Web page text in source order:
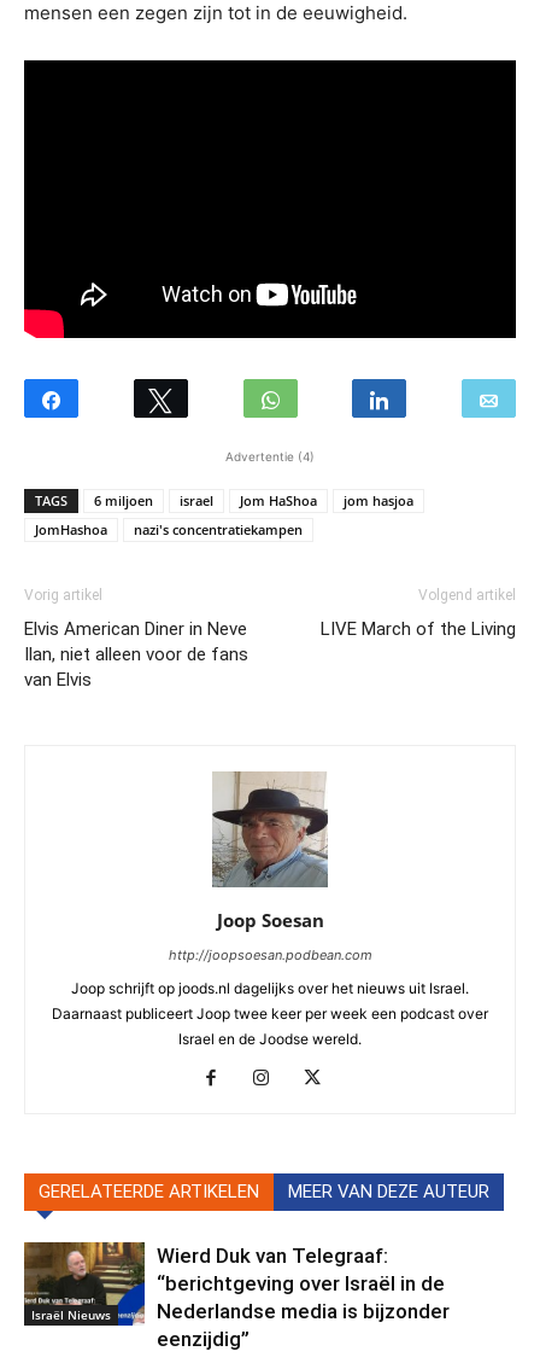
mensen een zegen zijn tot in de eeuwigheid.
Advertentie (4)
TAGS 6 miljoen israel Jom HaShoa
jom hasjoa
JomHashoa
nazi's concentratiekampen
Vorig artikel
Elvis American Diner in Neve
Ilan, niet alleen voor de fans
van Elvis
Volgend artikel
LIVE March of the Living
Joop Soesan
http://joopsoesan.podbean.com
Joop schrijft op joods.nl dagelijks over het nieuws uit Israel.
Daarnaast publiceert Joop twee keer per week een podcast over
Israel en de Joodse wereld.
GERELATEERDE ARTIKELEN MEER VAN DEZE AUTEUR
Israël Nieuws
Wierd Duk van Telegraaf:
“berichtgeving over Israël in de
Nederlandse media is bijzonder
eenzijdig”